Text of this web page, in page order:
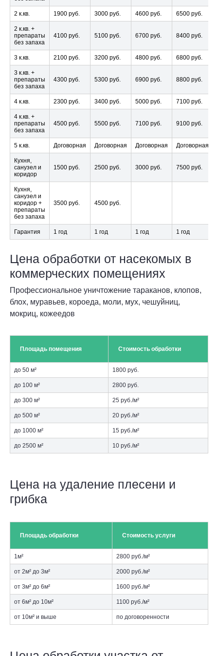
2 к.кв. 1900 руб. 3000 руб. 4600 руб. 6500 руб.
2 к.кв. +
препараты
без запаха
4100 руб. 5100 руб. 6700 руб. 8400 руб.
3 к.кв. 2100 руб. 3200 руб. 4800 руб. 6800 руб.
3 к.кв. +
препараты
без запаха
4300 руб. 5300 руб. 6900 руб. 8800 руб.
4 к.кв. 2300 руб. 3400 руб. 5000 руб. 7100 руб.
4 к.кв. +
препараты
без запаха
4500 руб. 5500 руб. 7100 руб. 9100 руб.
5 к.кв. Договорная Договорная Договорная Договорная
Кухня,
санузел и
коридор
1500 руб. 2500 руб. 3000 руб. 7500 руб.
Кухня,
санузел и
коридор +
препараты
без запаха
3500 руб. 4500 руб.
Гарантия 1 год 1 год 1 год 1 год
Цена обработки от насекомых в
коммерческих помещениях
Профессиональное уничтожение тараканов, клопов,
блох, муравьев, короеда, моли, мух, чешуйниц,
мокриц, кожеедов
Площадь помещения Стоимость обработки
до 50 м² 1800 руб.
до 100 м² 2800 руб.
до 300 м² 25 руб./м²
до 500 м² 20 руб./м²
до 1000 м² 15 руб./м²
до 2500 м² 10 руб./м²
Цена на удаление плесени и
грибка
Площадь обработки Стоимость услуги
1м² 2800 руб./м²
от 2м² до 3м² 2000 руб./м²
от 3м² до 6м² 1600 руб./м²
от 6м² до 10м² 1100 руб./м²
от 10м² и выше по договоренности